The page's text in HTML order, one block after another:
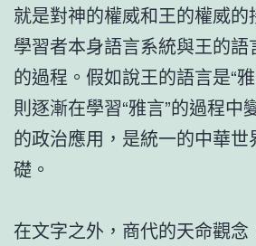
就是對神的權威和王的權威的
學習者本身語言系統與王的語
的過程。假如說王的語言是“
則逐漸在學習“雅言”的過程中
的政治應用，是統一的中華世
礎。
在文字之外，商代的天命觀念